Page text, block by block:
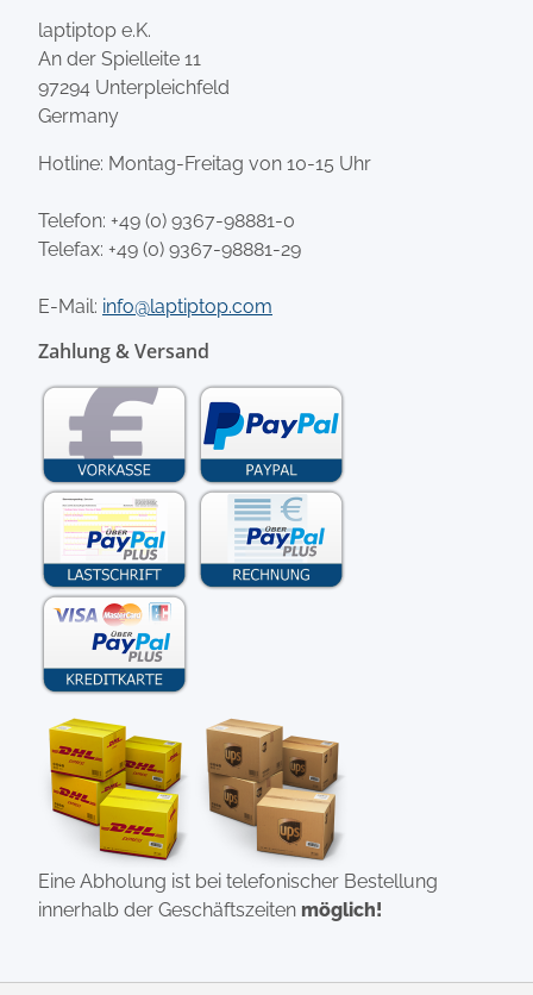
laptiptop e.K.
An der Spielleite 11
97294 Unterpleichfeld
Germany
Hotline: Montag-Freitag von 10-15 Uhr
Telefon: +49 (0) 9367-98881-0
Telefax: +49 (0) 9367-98881-29
E-Mail: info@laptiptop.com
Zahlung & Versand
Eine Abholung ist bei telefonischer Bestellung
innerhalb der Geschäftszeiten möglich!